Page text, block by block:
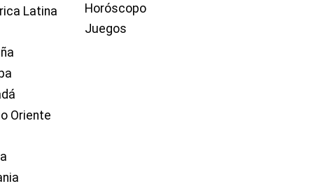
Latina
Oriente
Horóscopo
Juegos